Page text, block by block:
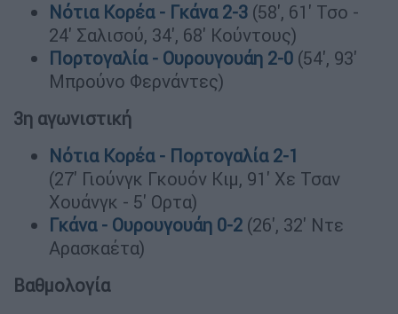
Νότια Κορέα - Γκάνα 2-3 (58', 61' Τσο -
24' Σαλισού, 34', 68' Κούντους)
Πορτογαλία - Ουρουγουάη 2-0 (54', 93'
Μπρούνο Φερνάντες)
3η αγωνιστική
Νότια Κορέα - Πορτογαλία 2-1
(27' Γιούνγκ Γκουόν Κιμ, 91' Χε Τσαν
Χουάνγκ - 5' Ορτα)
Γκάνα - Ουρουγουάη 0-2 (26', 32' Ντε
Αρασκαέτα)
Βαθμολογία